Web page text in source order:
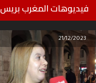
فيديوهات المغرب بريس
21/12/2023